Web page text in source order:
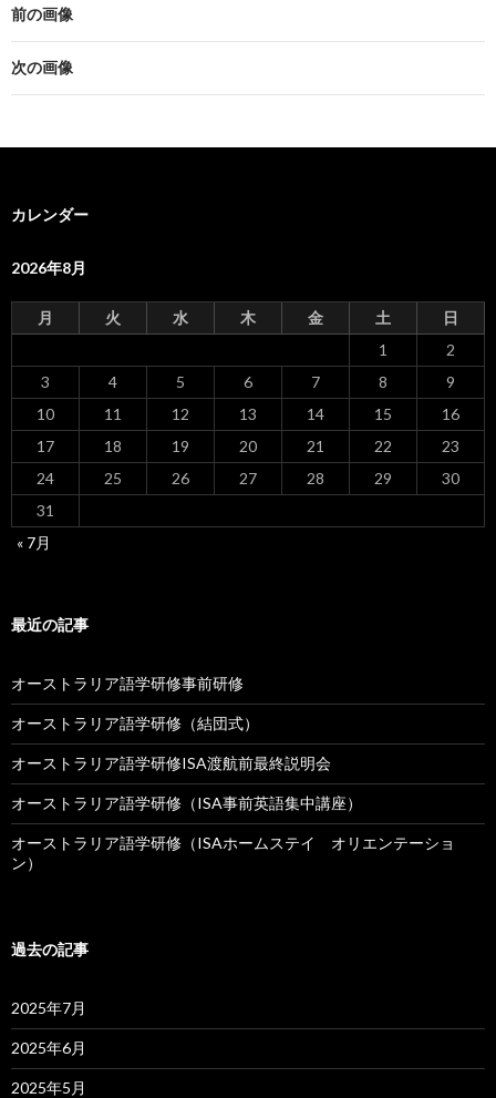
前の画像
次の画像
カレンダー
2026年8月
月 火 水 木 金 土
日
1
2
3
4 5 6 7 8
9
10
11 12 13 14 15
16
17
18 19 20 21 22
23
24
25 26 27 28 29
30
31
« 7月
最近の記事
オーストラリア語学研修事前研修
オーストラリア語学研修（結団式）
オーストラリア語学研修ISA渡航前最終説明会
オーストラリア語学研修（ISA事前英語集中講座）
オーストラリア語学研修（ISAホームステイ オリエンテーショ
ン）
過去の記事
2025年7月
2025年6月
2025年5月